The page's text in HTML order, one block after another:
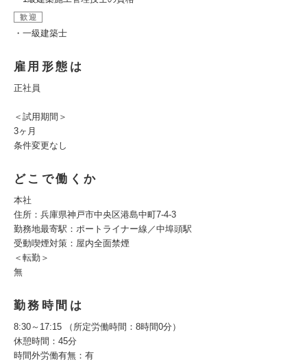
歓迎
・一級建築士
雇用形態は
正社員
＜試用期間＞
3ヶ月
条件変更なし
どこで働くか
本社
住所：兵庫県神戸市中央区港島中町7-4-3
勤務地最寄駅：ポートライナー線／中埠頭駅
受動喫煙対策：屋内全面禁煙
＜転勤＞
無
勤務時間は
8:30～17:15 （所定労働時間：8時間0分）
休憩時間：45分
時間外労働有無：有